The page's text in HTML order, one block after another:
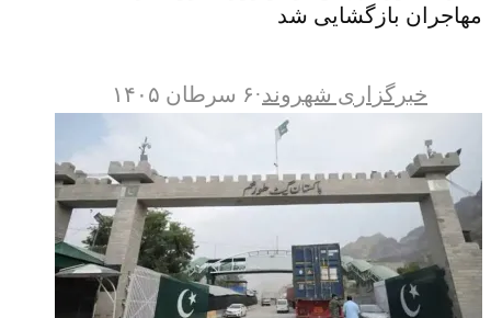
مهاجران بازگشایی شد
خبرگزاری شهروند·۶ سرطان ۱۴۰۵